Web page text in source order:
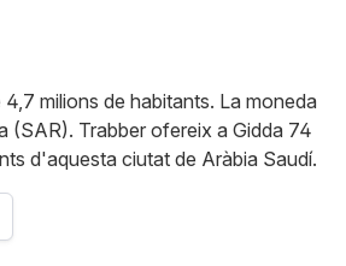
milions de habitants. La moneda
(SAR). Trabber ofereix a Gidda 74
d'aquesta ciutat de Aràbia Saudí.